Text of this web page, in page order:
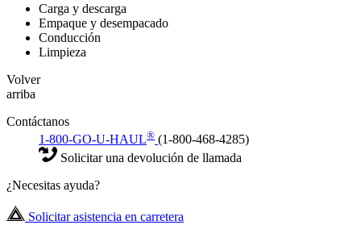
Carga y descarga
Empaque y desempacado
Conducción
Limpieza
Volver
arriba
Contáctanos
1-800-GO-U-HAUL® (1-800-468-4285)
Solicitar una devolución de llamada
¿Necesitas ayuda?
Solicitar asistencia en carretera